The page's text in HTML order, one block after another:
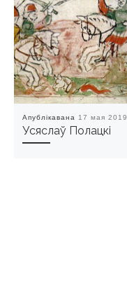
Апублікавана 17 мая 2019
Усяслаў Полацкi